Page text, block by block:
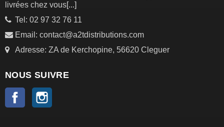
livrées chez vous[...]
Tel: 02 97 32 76 11
Email: contact@a2tdistributions.com
Adresse: ZA de Kerchopine, 56620 Cleguer
NOUS SUIVRE
Facebook